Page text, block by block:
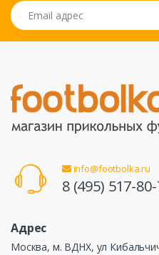
Email адрес
info@footbolka.ru
8 (495) 517-
Адрес
Москва, м. ВДНХ, ул